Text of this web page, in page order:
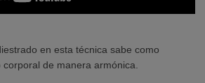
en esta técnica sabe como
de manera armónica.